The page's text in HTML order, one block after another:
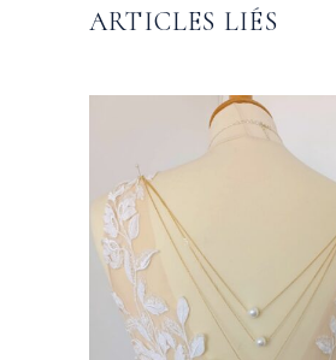
ARTICLES LIÉS